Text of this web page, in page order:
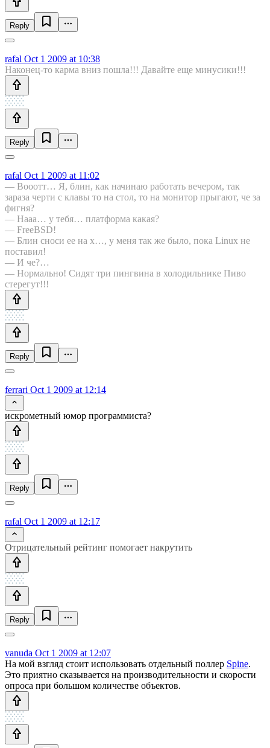
Reply
rafal Oct 1 2009 at 10:38
Наконец-то карма вниз пошла!!! Давайте еще минусики!!!
Reply
rafal Oct 1 2009 at 11:02
— Вооотт… Я, блин, как начинаю работать вечером, так
зараза черти с клавы то на стол, то на монитор прыгают, че за
фигня?
— Нааа… у тебя… платформа какая?
— FreeBSD!
— Блин сноси ее на х…, у меня так же было, пока Linux не
поставил!
— И че?…
— Нормально! Сидят три пингвина в холодильнике Пиво
стерегут!!!
Reply
ferrari Oct 1 2009 at 12:14
искрометный юмор программиста?
Reply
rafal Oct 1 2009 at 12:17
Отрицательный рейтинг помогает накрутить
Reply
vanuda Oct 1 2009 at 12:07
На мой взгляд стоит использовать отдельный поллер Spine.
Это приятно сказывается на производительности и скорости
опроса при большом количестве объектов.